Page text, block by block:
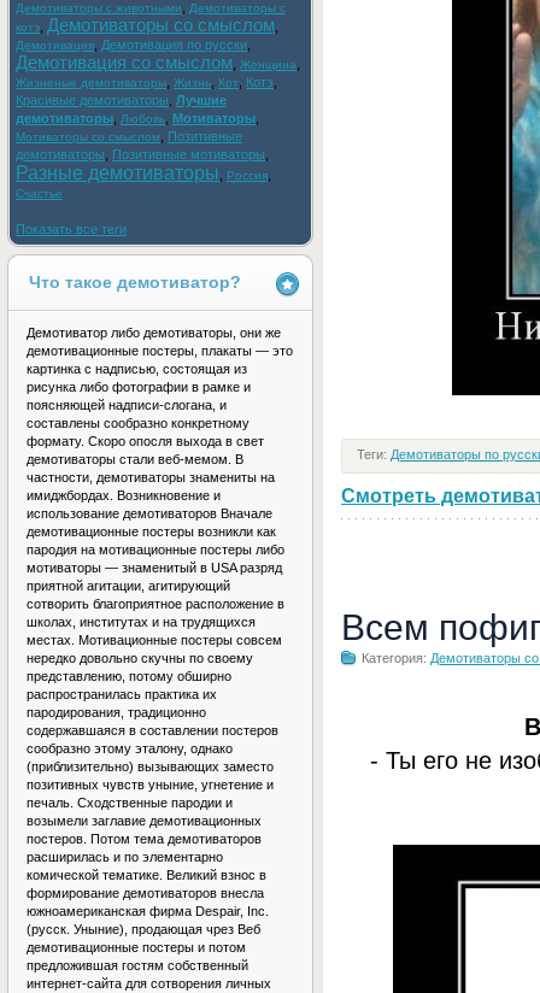
Теги: Демотиваторы по
Смотреть
Всем
Категория: Демотиваторы
- Ты его не
Демотиваторы с животными
Демотиваторы с
котэ
Демотиваторы со смыслом
Демотивация Демотивация по русски
Демотивация со смыслом Женщина
Жизненые демотиваторы Жизнь Кот Котэ
Красивые демотиваторы Лучшие
демотиваторы
Любовь Мотиваторы
Мотиваторы со смыслом
Позитивные
демотиваторы
Позитивные мотиваторы
Разные демотиваторы Россия
Счастье
Показать все теги
Что такое демотиватор?
Демотиватор либо демотиваторы, они же
демотивационные постеры, плакаты — это
картинка с надписью, состоящая из
рисунка либо фотографии в рамке и
поясняющей надписи-слогана, и
составлены сообразно конкретному
формату. Скоро опосля выхода в свет
демотиваторы стали веб-мемом. В
частности, демотиваторы знамениты на
имиджбордах. Возникновение и
использование демотиваторов Вначале
демотивационные постеры возникли как
пародия на мотивационные постеры либо
мотиваторы — знаменитый в USA разряд
приятной агитации, агитирующий
сотворить благоприятное расположение в
школах, институтах и на трудящихся
местах. Мотивационные постеры совсем
нередко довольно скучны по своему
представлению, потому обширно
распространилась практика их
пародирования, традиционно
содержавшаяся в составлении постеров
сообразно этому эталону, однако
(приблизительно) вызывающих заместо
позитивных чувств уныние, угнетение и
печаль. Сходственные пародии и
возымели заглавие демотивационных
постеров. Потом тема демотиваторов
расширилась и по элементарно
комической тематике. Великий взнос в
формирование демотиваторов внесла
южноамериканская фирма Despair, Inc.
(русск. Уныние), продающая чрез Веб
демотивационные постеры и потом
предложившая гостям собственный
интернет-сайта для сотворения личных